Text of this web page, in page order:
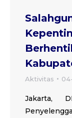
Aktivitas
Jakarta,